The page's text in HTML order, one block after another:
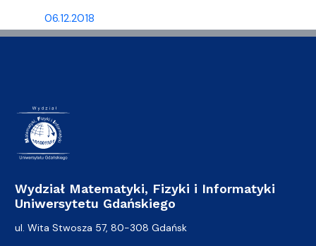
06.12.2018
Wydział Matematyki, Fizyki i Informatyki
Uniwersytetu Gdańskiego
ul. Wita Stwosza 57, 80-308 Gdańsk